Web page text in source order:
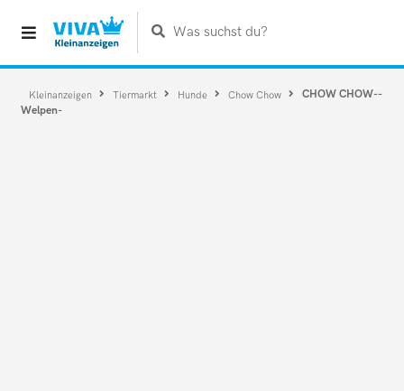
Was suchst du?
Kleinanzeigen Tiermarkt Hunde Chow Chow
CHOW CHOW--
Welpen-